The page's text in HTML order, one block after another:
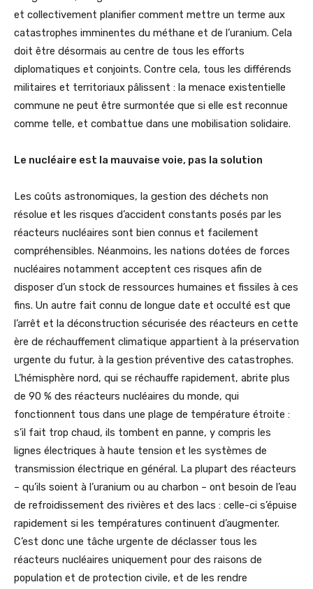
et collectivement planifier comment mettre un terme aux
catastrophes imminentes du méthane et de l’uranium. Cela
doit être désormais au centre de tous les efforts
diplomatiques et conjoints. Contre cela, tous les différends
militaires et territoriaux pâlissent : la menace existentielle
commune ne peut être surmontée que si elle est reconnue
comme telle, et combattue dans une mobilisation solidaire.
Le nucléaire est la mauvaise voie, pas la solution
Les coûts astronomiques, la gestion des déchets non
résolue et les risques d’accident constants posés par les
réacteurs nucléaires sont bien connus et facilement
compréhensibles. Néanmoins, les nations dotées de forces
nucléaires notamment acceptent ces risques afin de
disposer d’un stock de ressources humaines et fissiles à ces
fins. Un autre fait connu de longue date et occulté est que
l’arrêt et la déconstruction sécurisée des réacteurs en cette
ère de réchauffement climatique appartient à la préservation
urgente du futur, à la gestion préventive des catastrophes.
L’hémisphère nord, qui se réchauffe rapidement, abrite plus
de 90 % des réacteurs nucléaires du monde, qui
fonctionnent tous dans une plage de température étroite :
s’il fait trop chaud, ils tombent en panne, y compris les
lignes électriques à haute tension et les systèmes de
transmission électrique en général. La plupart des réacteurs
– qu’ils soient à l’uranium ou au charbon – ont besoin de l’eau
de refroidissement des rivières et des lacs : celle-ci s’épuise
rapidement si les températures continuent d’augmenter.
C’est donc une tâche urgente de déclasser tous les
réacteurs nucléaires uniquement pour des raisons de
population et de protection civile, et de les rendre